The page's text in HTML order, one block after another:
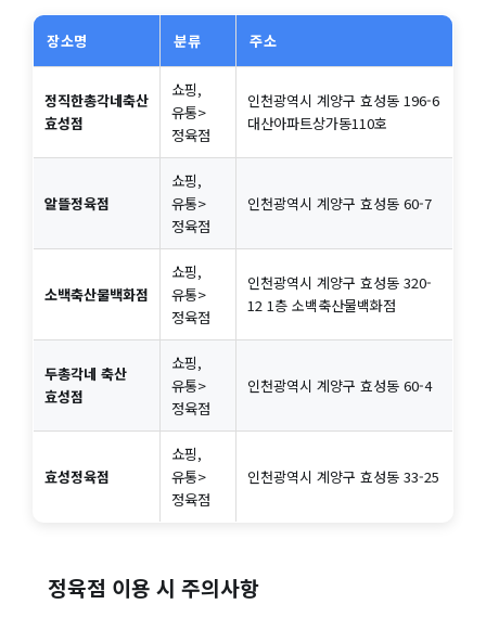
장소명 분류 주소
정직한총각네축산
효성점
쇼핑,
유통>
정육점
인천광역시 계양구 효성동 196-6
대산아파트상가동110호
알뜰정육점
쇼핑,
유통>
정육점
인천광역시 계양구 효성동 60-7
소백축산물백화점
쇼핑,
유통>
정육점
인천광역시 계양구 효성동 320-
12 1층 소백축산물백화점
두총각네 축산
효성점
쇼핑,
유통>
정육점
인천광역시 계양구 효성동 60-4
효성정육점
쇼핑,
유통>
정육점
인천광역시 계양구 효성동 33-25
정육점 이용 시 주의사항